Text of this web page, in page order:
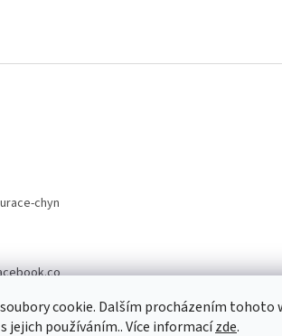
cookie. Dalším procházením tohoto
jejich používáním.. Více informacízde.
chyn